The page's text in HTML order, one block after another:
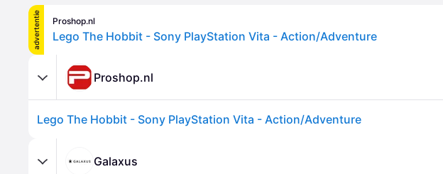
advertentie Proshop.nl
Lego The Hobbit - Sony PlayStation Vita - Action/Adventure
Proshop.nl
Lego The Hobbit - Sony PlayStation Vita - Action/Adventure
Galaxus